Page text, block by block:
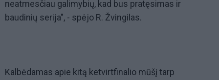
neatmesčiau galimybių, kad bus pratęsimas ir
baudinių serija", - spėjo R. Žvingilas.
Kalbėdamas apie kitą ketvirtfinalio mūšį tarp